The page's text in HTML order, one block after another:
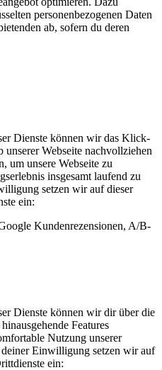
personenbezogenen Daten
ab, sofern du deren
Dienste können wir das Klick-
Webseite nachvollziehen
um unsere Webseite zu
insgesamt laufend zu
setzen wir auf dieser
ein:
Kundenrezensionen, A/B-
Dienste können wir dir über die
Features
Nutzung unserer
Einwilligung setzen wir auf
ein: